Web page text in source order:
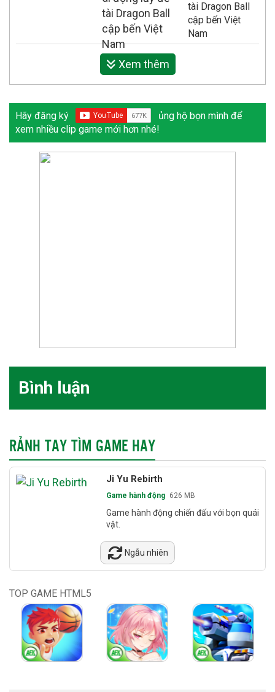
tài Dragon Ball
cập bến Việt
Nam
Xem thêm
Hãy đăng ký
ủng hộ bọn mình để
xem nhiều clip game mới hơn nhé!
Bình luận
RẢNH TAY TÌM GAME HAY
Ji Yu Rebirth
Game hành động 626 MB
Game hành động chiến đấu với bọn quái
vật.
Ngẫu nhiên
TOP GAME HTML5